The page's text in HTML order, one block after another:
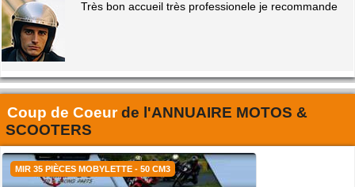
Très bon accueil très professionele je recommande
Coup de Coeurde l'ANNUAIRE MOTOS &
SCOOTERS
MIR 35 PIÈCES MOBYLETTE - 50 CM3